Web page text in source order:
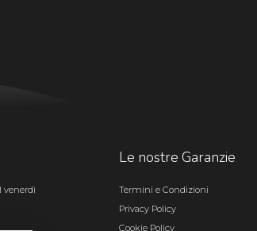
venerdì
Le nostre Garanzie
Termini e Condizioni
Privacy Policy
Cookie Policy